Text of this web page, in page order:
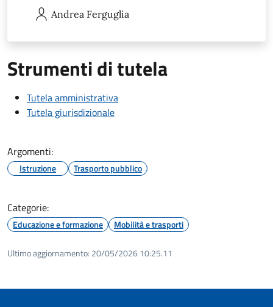
Andrea Ferguglia
Strumenti di tutela
Tutela amministrativa
Tutela giurisdizionale
Argomenti:
Istruzione Trasporto pubblico
Categorie:
Educazione e formazione Mobilità e trasporti
Ultimo aggiornamento: 20/05/2026 10:25.11